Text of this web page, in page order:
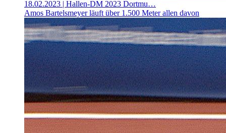
18.02.2023 | Hallen-DM 2023 Dortmu…
Amos Bartelsmeyer läuft über 1.500 Meter allen davon